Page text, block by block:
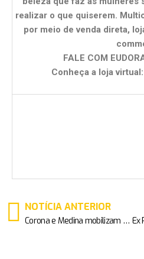
realizar o que quiserem.
por meio de venda direta,
FALE COM
Conheça a loja
NOTÍCIA ANTERIOR
Corona e Medina mobilizam celebridades e a comunidade de Fernando de Noronha para combater o lixo plástico em praias da Ilha